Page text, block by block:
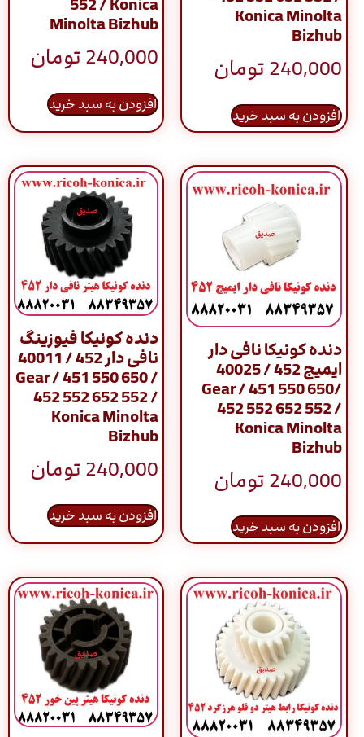
Konica Minolta
Bizhub
240,000تومان
افزودن به سبد خرید
552 / Konica
Minolta Bizhub
240,000تومان
افزودن به سبد خرید
دنده کونیکا نافی دار
ایمیج 452 / 40025
/Gear / 451 550 650
452 552 652 552 /
Konica Minolta
Bizhub
240,000تومان
افزودن به سبد خرید
دنده کونیکا فیوزینگ
نافی دار 452 / 40011
/ Gear / 451 550 650
452 552 652 552 /
Konica Minolta
Bizhub
240,000تومان
افزودن به سبد خرید